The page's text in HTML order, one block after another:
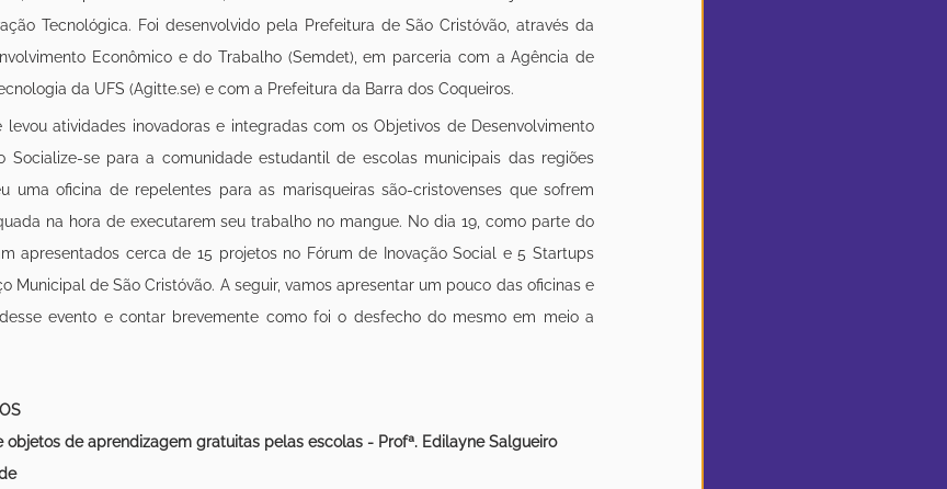
Tecnológica. Foi desenvolvido pela Prefeitura de São Cristóvão, através da
Econômico e do Trabalho (Semdet), em parceria com a Agência de
da UFS (Agitte.se) e com a Prefeitura da Barra dos Coqueiros.
levou atividades inovadoras e integradas com os Objetivos de Desenvolvimento
Socialize-se para a comunidade estudantil de escolas municipais das regiões
uma oficina de repelentes para as marisqueiras são-cristovenses que sofrem
na hora de executarem seu trabalho no mangue. No dia 19, como parte do
apresentados cerca de 15 projetos no Fórum de Inovação Social e 5 Startups
Municipal de São Cristóvão. A seguir, vamos apresentar um pouco das oficinas e
evento e contar brevemente como foi o desfecho do mesmo em meio a
objetos de aprendizagem gratuitas pelas escolas - Profª. Edilayne Salgueiro